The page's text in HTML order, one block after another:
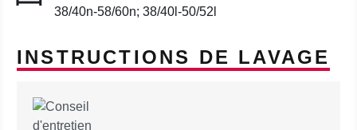
38/40n-58/60n; 38/40l-50/52l
INSTRUCTIONS DE LAVAGE